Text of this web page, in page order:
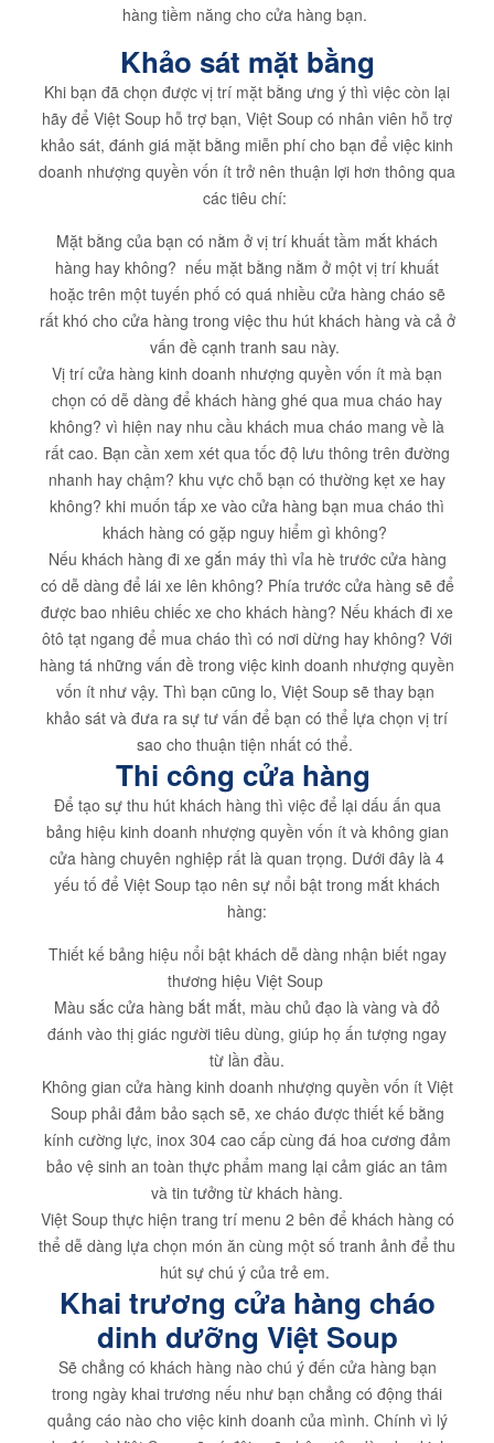
hàng tiềm năng cho cửa hàng bạn.
Khảo sát mặt bằng
Khi bạn đã chọn được vị trí mặt bằng ưng ý thì việc còn lại
hãy để Việt Soup hỗ trợ bạn, Việt Soup có nhân viên hỗ trợ
khảo sát, đánh giá mặt bằng miễn phí cho bạn để việc kinh
doanh nhượng quyền vốn ít trở nên thuận lợi hơn thông qua
các tiêu chí:
Mặt bằng của bạn có nằm ở vị trí khuất tầm mắt khách
hàng hay không? nếu mặt bằng nằm ở một vị trí khuất
hoặc trên một tuyến phố có quá nhiều cửa hàng cháo sẽ
rất khó cho cửa hàng trong việc thu hút khách hàng và cả ở
vấn đề cạnh tranh sau này.
Vị trí cửa hàng kinh doanh nhượng quyền vốn ít mà bạn
chọn có dễ dàng để khách hàng ghé qua mua cháo hay
không? vì hiện nay nhu cầu khách mua cháo mang về là
rất cao. Bạn cần xem xét qua tốc độ lưu thông trên đường
nhanh hay chậm? khu vực chỗ bạn có thường kẹt xe hay
không? khi muốn tấp xe vào cửa hàng bạn mua cháo thì
khách hàng có gặp nguy hiểm gì không?
Nếu khách hàng đi xe gắn máy thì vỉa hè trước cửa hàng
có dễ dàng để lái xe lên không? Phía trước cửa hàng sẽ để
được bao nhiêu chiếc xe cho khách hàng? Nếu khách đi xe
ôtô tạt ngang để mua cháo thì có nơi dừng hay không? Với
hàng tá những vấn đề trong việc kinh doanh nhượng quyền
vốn ít như vậy. Thì bạn cũng lo, Việt Soup sẽ thay bạn
khảo sát và đưa ra sự tư vấn để bạn có thể lựa chọn vị trí
sao cho thuận tiện nhất có thể.
Thi công cửa hàng
Để tạo sự thu hút khách hàng thì việc để lại dấu ấn qua
bảng hiệu kinh doanh nhượng quyền vốn ít và không gian
cửa hàng chuyên nghiệp rất là quan trọng. Dưới đây là 4
yếu tố để Việt Soup tạo nên sự nổi bật trong mắt khách
hàng:
Thiết kế bảng hiệu nổi bật khách dễ dàng nhận biết ngay
thương hiệu Việt Soup
Màu sắc cửa hàng bắt mắt, màu chủ đạo là vàng và đỏ
đánh vào thị giác người tiêu dùng, giúp họ ấn tượng ngay
từ lần đầu.
Không gian cửa hàng kinh doanh nhượng quyền vốn ít Việt
Soup phải đảm bảo sạch sẽ, xe cháo được thiết kế bằng
kính cường lực, inox 304 cao cấp cùng đá hoa cương đảm
bảo vệ sinh an toàn thực phẩm mang lại cảm giác an tâm
và tin tưởng từ khách hàng.
Việt Soup thực hiện trang trí menu 2 bên để khách hàng có
thể dễ dàng lựa chọn món ăn cùng một số tranh ảnh để thu
hút sự chú ý của trẻ em.
Khai trương cửa hàng cháo
dinh dưỡng Việt Soup
Sẽ chẳng có khách hàng nào chú ý đến cửa hàng bạn
trong ngày khai trương nếu như bạn chẳng có động thái
quảng cáo nào cho việc kinh doanh của mình. Chính vì lý